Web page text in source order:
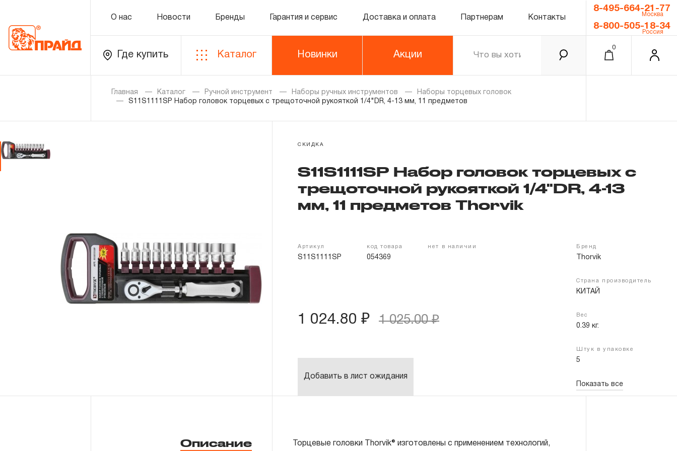
О нас Новости Бренды Гарантия и сервис Доставка и оплата Партнерам Контакты
8-495-664-21-77
Москва
8-800-505-18-34
Россия
Где купить Каталог Новинки Акции
0
Каталог
Золотая лихорадка
Новости
Бренды
Гарантия и сервис
Итого
Главная Каталог Ручной инструмент Наборы ручных инструментов
Наборы торцевых головок
S11S1111SP Набор головок торцевых с трещоточной рукояткой 1/4"DR, 4-13 мм, 11 предметов
СКИДКА
S11S1111SP Набор головок торцевых с
трещоточной рукояткой 1/4"DR, 4-13
мм, 11 предметов Thorvik
Артикул
S11S1111SP
код товара
054369
нет в наличии Бренд
Thorvik
Страна производитель
КИТАЙ
Вес
0.39 кг.
Штук в упаковке
5
Показать все
1 024.80 ₽ 1 025.00 ₽
Добавить в лист ожидания
Описание
Торцевые головки Thorvik® изготовлены с применением технологий,
Головки торцевые 4, 5, 6, 7, 8, 9, 10, 11, 12, 13 мм